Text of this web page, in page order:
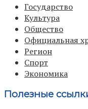
Государство
Культура
Общество
Официальная
Регион
Спорт
Экономика
Полезные